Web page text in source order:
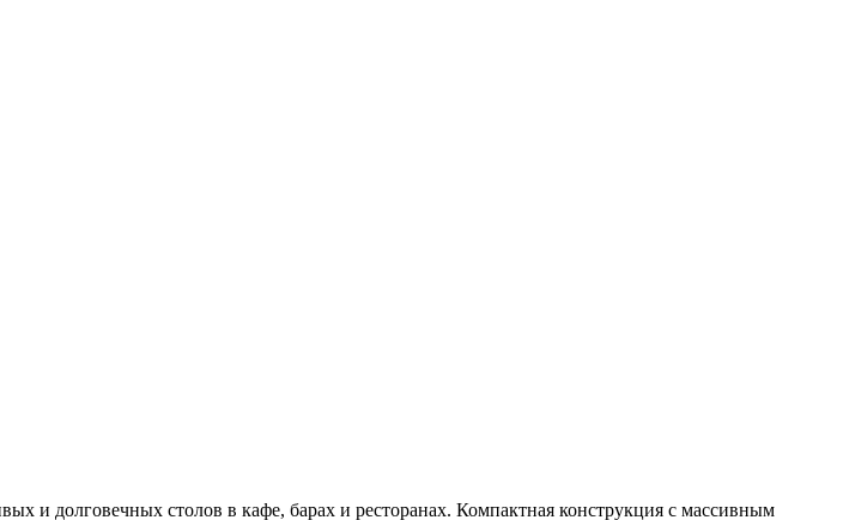
и долговечных столов в кафе, барах и ресторанах. Компактная конструкция с массивным